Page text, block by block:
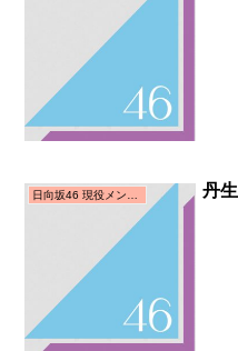
丹